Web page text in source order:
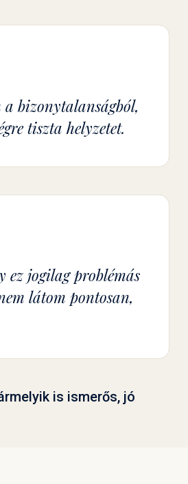
a bizonytalanságból,
tiszta helyzetet.
ez jogilag problémás
látom pontosan,
is ismerős, jó